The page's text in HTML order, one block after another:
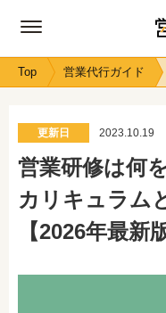
Top 営業代行ガイド
更新日 2023.10.19
営業研修は何
カリキュラム
【2026年最新